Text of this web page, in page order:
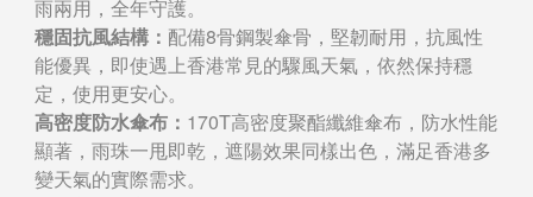
雨兩用，全年守護。
穩固抗風結構： 配備8骨鋼製傘骨，堅韌耐用，抗風性
能優異，即使遇上香港常見的驟風天氣，依然保持穩
定，使用更安心。
高密度防水傘布： 170T高密度聚酯纖維傘布，防水性能
顯著，雨珠一甩即乾，遮陽效果同樣出色，滿足香港多
變天氣的實際需求。